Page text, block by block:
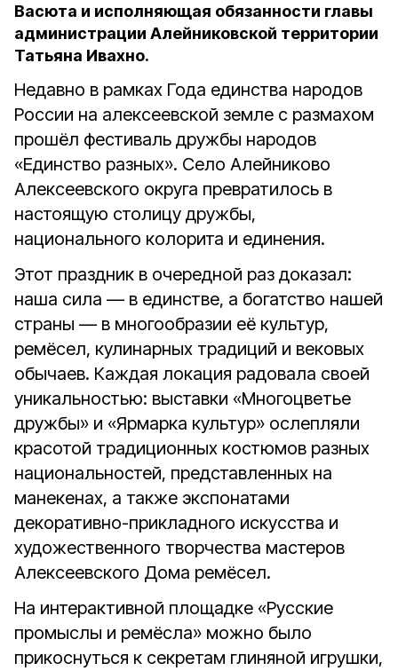
Васюта и исполняющая обязанности главы
администрации Алейниковской территории
Татьяна Ивахно.
Недавно в рамках Года единства народов
России на алексеевской земле с размахом
прошёл фестиваль дружбы народов
«Единство разных». Село Алейниково
Алексеевского округа превратилось в
настоящую столицу дружбы,
национального колорита и единения.
Этот праздник в очередной раз доказал:
наша сила — в единстве, а богатство нашей
страны — в многообразии её культур,
ремёсел, кулинарных традиций и вековых
обычаев. Каждая локация радовала своей
уникальностью: выставки «Многоцветье
дружбы» и «Ярмарка культур» ослепляли
красотой традиционных костюмов разных
национальностей, представленных на
манекенах, а также экспонатами
декоративно-прикладного искусства и
художественного творчества мастеров
Алексеевского Дома ремёсел.
На интерактивной площадке «Русские
промыслы и ремёсла» можно было
прикоснуться к секретам глиняной игрушки,